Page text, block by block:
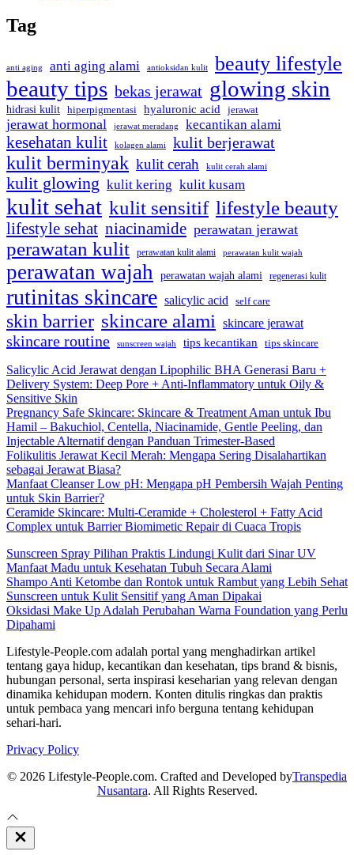
Tag
anti aging anti aging alami antioksidan kulit beauty lifestyle
beauty tips bekas jerawat glowing skin
hidrasi kulit hiperpigmentasi hyaluronic acid jerawat
jerawat hormonal jerawat meradang kecantikan alami
kesehatan kulit kolagen alami kulit berjerawat
kulit berminyak kulit cerah kulit cerah alami
kulit glowing kulit kering kulit kusam
kulit sehat kulit sensitif lifestyle beauty
lifestyle sehat niacinamide perawatan jerawat
perawatan kulit perawatan kulit alami perawatan kulit wajah
perawatan wajah perawatan wajah alami regenerasi kulit
rutinitas skincare salicylic acid self care
skin barrier skincare alami skincare jerawat
skincare routine sunscreen wajah tips kecantikan tips skincare
Salicylic Acid Jerawat dengan Lipophilic BHA Generasi Baru +
Delivery System: Deep Pore + Anti-Inflammatory untuk Oily &
Sensitive Skin
Pregnancy Safe Skincare: Skincare & Treatment Aman untuk Ibu
Hamil – Bakuchiol, Centella, Niacinamide, Gentle Peeling, dan
Injectable Alternatif dengan Panduan Trimester-Based
Folikulitis Jerawat Kecil Merah: Mengapa Sering Disalahartikan
sebagai Jerawat Biasa?
Manfaat Cleanser Low pH: Mengapa pH Pembersih Wajah Penting
untuk Skin Barrier?
Ceramide Skincare: Multi-Ceramide + Cholesterol + Fatty Acid
Complex untuk Barrier Biomimetic Repair di Cuaca Tropis
Sunscreen Spray Pilihan Praktis Lindungi Kulit dari Sinar UV
Manfaat Madu untuk Kesehatan Tubuh Secara Alami
Shampo Anti Ketombe dan Rontok untuk Rambut yang Lebih Sehat
Sunscreen untuk Kulit Sensitif yang Aman Dipakai
Oksidasi Make Up Adalah Perubahan Warna Foundation yang Perlu
Dipahami
Lifestyle-People.com adalah portal yang menghadirkan artikel
tentang gaya hidup, kecantikan dan kesehatan, tips brand & bisnis,
hubungan personal, serta inspirasi keseharian yang relevan dengan
dinamika kehidupan modern. Konten ditulis ringkas dan praktis
untuk pembaca yang mencari info berguna tentang kehidupan
sehari-hari.
Privacy Policy
© 2026 Lifestyle-People.com. Crafted and Developed byTranspedia
Nusantara. All Rights Reserved.
Close
Off